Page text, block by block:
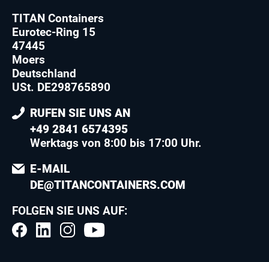
TITAN Containers
Eurotec-Ring 15
47445
Moers
Deutschland
USt. DE298765890
RUFEN SIE UNS AN
+49 2841 6574395
Werktags von 8:00 bis 17:00 Uhr.
E-MAIL
DE@TITANCONTAINERS.COM
FOLGEN SIE UNS AUF: